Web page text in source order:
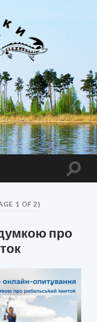
Toggle
1 OF 2)
про